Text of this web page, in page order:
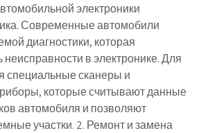
электроники
Современные автомобили
диагностики, которая
неисправности в электронике. Для
специальные сканеры и
которые считывают данные
автомобиля и позволяют
участки. 2. Ремонт и замена